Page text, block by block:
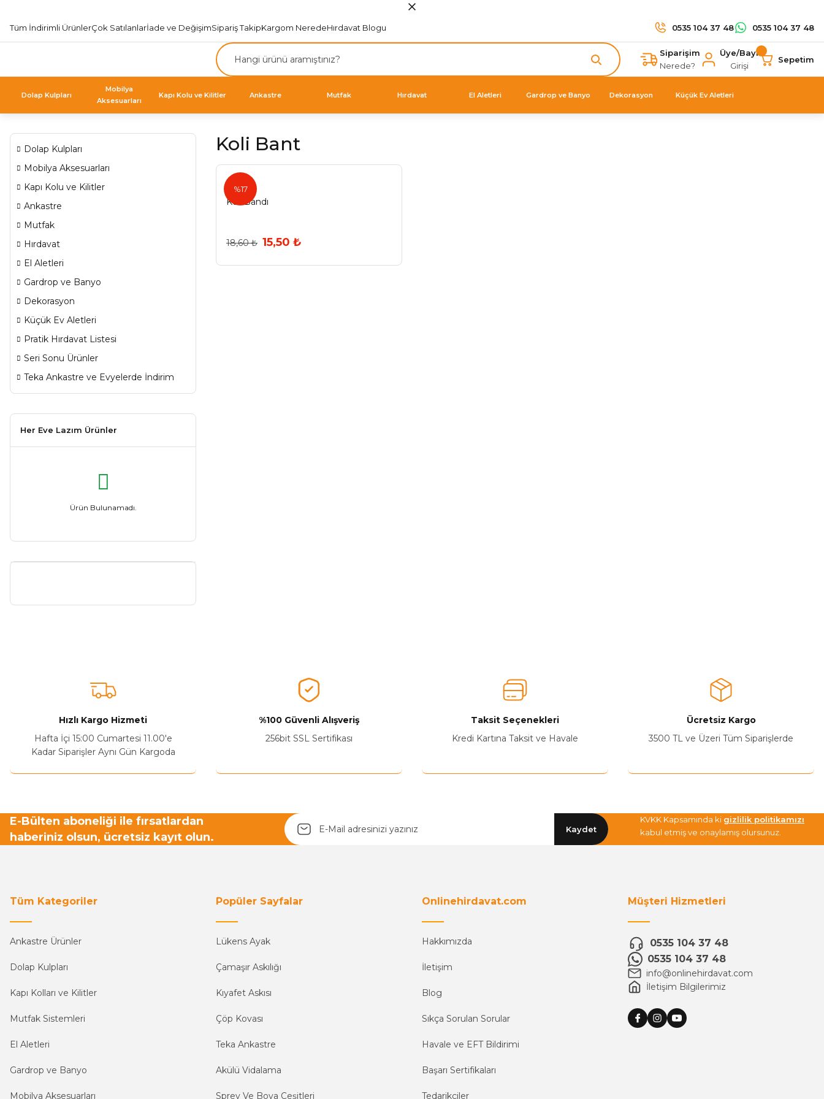
Tüm İndirimli ÜrünlerÇok Satılanlarİade ve DeğişimSipariş TakipKargom NeredeHırdavat Blogu 0535 104 37 48 0535 104 37 48
Siparişim
Nerede?
Üye/Bayi
Girişi
Sepetim
Dolap Kulpları
Mobilya
Aksesuarları
Kapı Kolu ve Kilitler Ankastre Mutfak Hırdavat El Aletleri Gardrop ve Banyo Dekorasyon Küçük Ev Aletleri
Dolap Kulpları
Mobilya Aksesuarları
Kapı Kolu ve Kilitler
Ankastre
Mutfak
Hırdavat
El Aletleri
Gardrop ve Banyo
Dekorasyon
Küçük Ev Aletleri
Pratik Hırdavat Listesi
Seri Sonu Ürünler
Teka Ankastre ve Evyelerde İndirim
Her Eve Lazım Ürünler
Ürün Bulunamadı.
Koli Bant
%17
Astel
Koli Bandı
18,60 ₺ 15,50 ₺
Hızlı Kargo Hizmeti
Hafta İçi 15:00 Cumartesi 11.00'e
Kadar Siparişler Aynı Gün Kargoda
%100 Güvenli Alışveriş
256bit SSL Sertifikası
Taksit Seçenekleri
Kredi Kartına Taksit ve Havale
Ücretsiz Kargo
3500 TL ve Üzeri Tüm Siparişlerde
E-Bülten aboneliği ile fırsatlardan
haberiniz olsun, ücretsiz kayıt olun.
Kaydet
KVKK Kapsamında ki gizlilik politikamızı
kabul etmiş ve onaylamış olursunuz.
Tüm Kategoriler
Ankastre Ürünler
Dolap Kulpları
Kapı Kolları ve Kilitler
Mutfak Sistemleri
El Aletleri
Gardrop ve Banyo
Mobilya Aksesuarları
Popüler Sayfalar
Lükens Ayak
Çamaşır Askılığı
Kıyafet Askısı
Çöp Kovası
Teka Ankastre
Akülü Vidalama
Sprey Ve Boya Çeşitleri
Onlinehirdavat.com
Hakkımızda
İletişim
Blog
Sıkça Sorulan Sorular
Havale ve EFT Bildirimi
Başarı Sertifikaları
Tedarikçiler
Müşteri Hizmetleri
0535 104 37 48
0535 104 37 48
info@onlinehirdavat.com
İletişim Bilgilerimiz